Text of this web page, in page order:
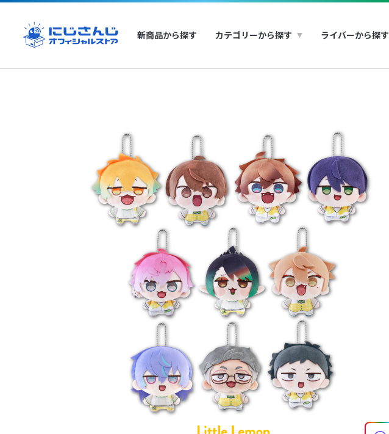
新商品から探す カテゴリーから探す ライバーから探す